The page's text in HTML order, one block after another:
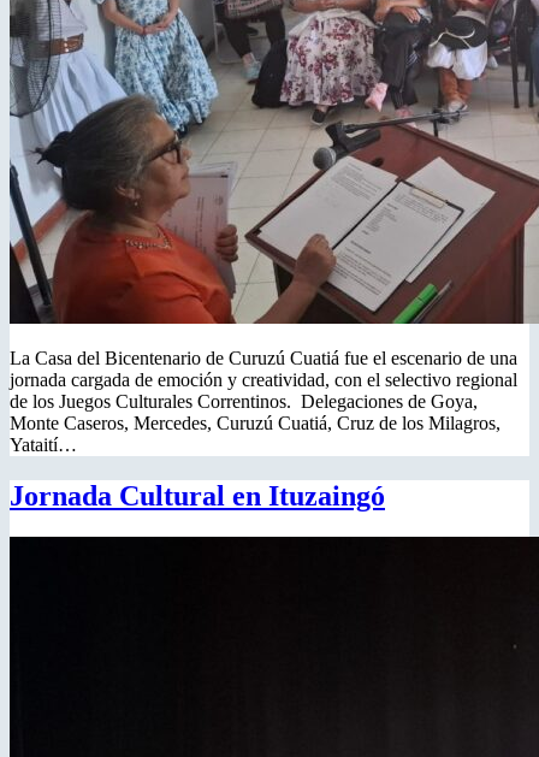
La Casa del Bicentenario de Curuzú Cuatiá fue el escenario de una
jornada cargada de emoción y creatividad, con el selectivo regional
de los Juegos Culturales Correntinos. Delegaciones de Goya,
Monte Caseros, Mercedes, Curuzú Cuatiá, Cruz de los Milagros,
Yataití…
Jornada Cultural en Ituzaingó